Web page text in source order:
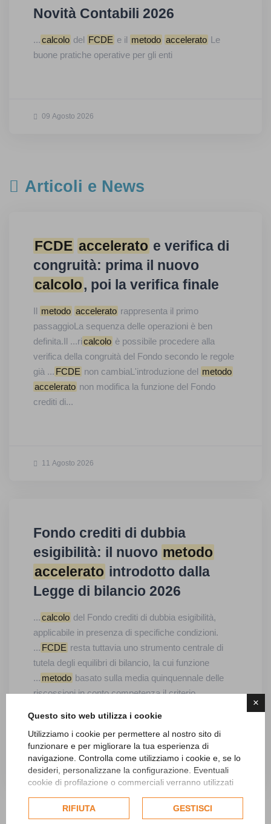
×
Questo sito web utilizza i cookie
Utilizziamo i cookie per permettere al nostro sito di
funzionare e per migliorare la tua esperienza di
navigazione. Controlla come utilizziamo i cookie e, se lo
desideri, personalizzane la configurazione. Eventuali
cookie di profilazione o commerciali verranno utilizzati
dell'utente e, se consentito, potrebbero essere utilizzati
per personalizzare gli annunci pubblicitari. Per ulteriori
RIFIUTA GESTISCI
Novità Contabili 2026
...calcolo del FCDE e il metodo accelerato Le
buone pratiche operative per gli enti
09 Agosto 2026
Articoli e News
FCDE accelerato e verifica di
congruità: prima il nuovo
calcolo, poi la verifica finale
Il metodo accelerato rappresenta il primo
passaggioLa sequenza delle operazioni è ben
definita.Il ...ricalcolo è possibile procedere alla
verifica della congruità del Fondo secondo le regole
già ... FCDE non cambiaL'introduzione del metodo
accelerato non modifica la funzione del Fondo
crediti di...
11 Agosto 2026
Fondo crediti di dubbia
esigibilità: il nuovo metodo
accelerato introdotto dalla
Legge di bilancio 2026
...calcolo del Fondo crediti di dubbia esigibilità,
applicabile in presenza di specifiche condizioni.
... FCDE resta tuttavia uno strumento centrale di
tutela degli equilibri di bilancio, la cui funzione
... metodo basato sulla media quinquennale delle
riscossioni in conto competenza il criterio
20 Maggio 2026